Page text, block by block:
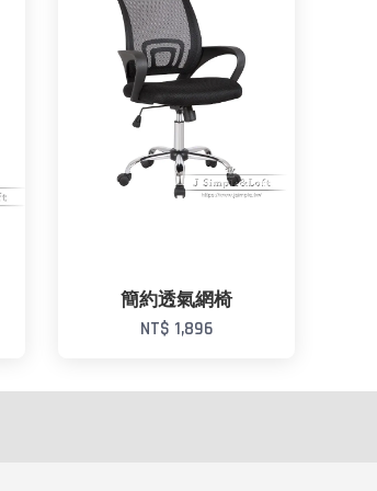
簡約透氣網椅
NT$ 1,896